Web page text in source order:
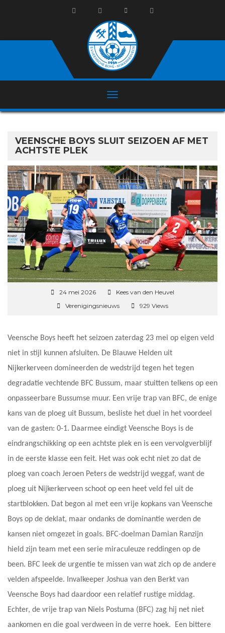
VEENSCHE BOYS SLUIT SEIZOEN AF MET
ACHTSTE PLEK
24 mei 2026
Kees van den Heuvel
Verenigingsnieuws
929 Views
Veensche Boys heeft het seizoen zaterdag 23 mei op eigen veld
niet in stijl kunnen afsluiten. De Blauwe Helden uit
Nijkerkerveen domineerden de wedstrijd tegen het tegen
degradatie vechtende BFC Bussum, maar stuitten telkens op een
onpasseerbare Bussumse muur. Een vrije trap van BFC, de enige
kans van de ploeg uit Bussum, besliste het duel in het voordeel
van de gasten: 0-1. Daarmee eindigt Veensche Boys is de
eindrangschikking op een achtste plek en is een vervolgverblijf
in de eerste klasse een feit. Het was ook echt niet zo dat de
ploeg van coach Jeroen Peters de wedstrijd weggaf, want de
ploeg uit Nijkerkerveen schoot op een heet veld fel uit de
startblokken. Dat begon al met een vrije kopkans van Veensche
Boys op de deklat, maar ondanks de dominantie werden de
kansen niet omgezet in goals. BFC-doelman Damian Ranzijn
hield zijn team met een serie miraculeuze reddingen op de
been. BFC leek de urgentie te missen van wat zich op de andere
velden afspeelde. Invalkeeper Joshua van den Berkt van
Veensche Boys had daardoor een relatief rustige middag.
Echter, de vrije trap van Niels Postuma (BFC) zag hij net niet
aankomen en die goal verdween in de verre hoek. Een bittere